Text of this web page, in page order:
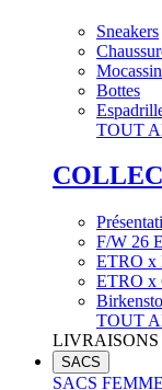
Sneakers
Bottes
TOUT
F/W 26
ETRO x
ETRO x
TOUT
LIVRAISONS
SACS
SACS